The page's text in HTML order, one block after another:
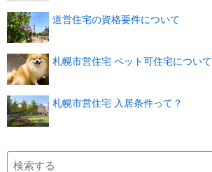
道営住宅の資格要件について
札幌市営住宅 ペット可住宅について
札幌市営住宅 入居条件って？
検